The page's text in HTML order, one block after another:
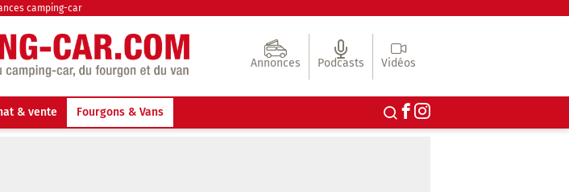
camping-car
Annonces Podcasts Vidéos
& vente Fourgons & Vans